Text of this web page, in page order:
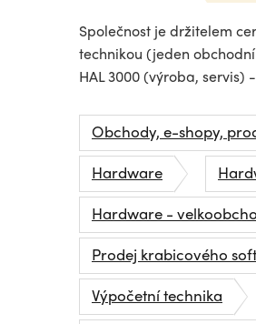
Společnost je držitelem
technikou (jeden
HAL 3000 (výroba, servis)
Obchody, e-shopy,
Hardware
Hardware -
Prodej krabicového
Výpočetní technika